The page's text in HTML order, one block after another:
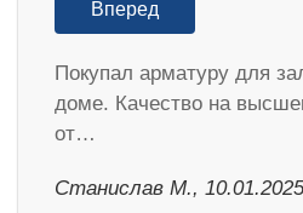
Вперед
Покупал арматуру для
доме. Качество на
от…
Станислав М., 10.01.2025